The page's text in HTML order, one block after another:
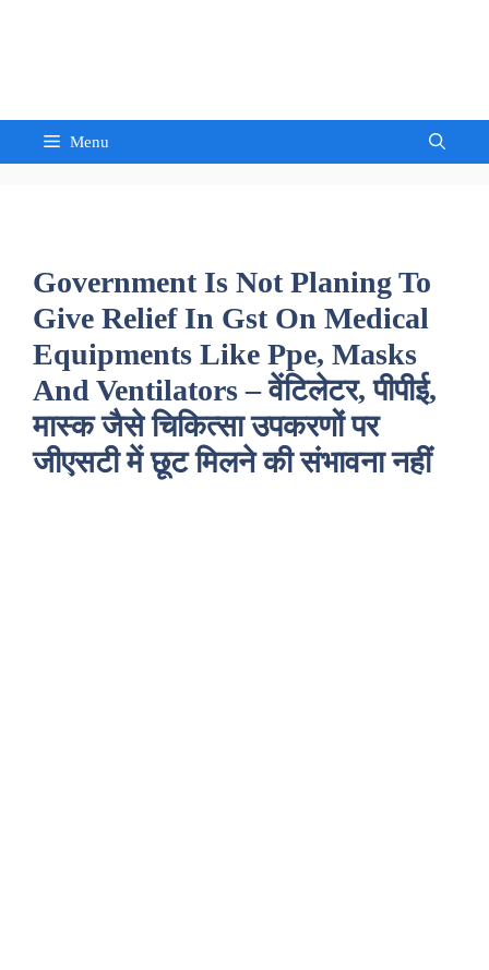
Menu
Government Is Not Planing To
Give Relief In Gst On Medical
Equipments Like Ppe, Masks
And Ventilators – वेंटिलेटर, पीपीई,
मास्क जैसे चिकित्सा उपकरणों पर
जीएसटी में छूट मिलने की संभावना नहीं